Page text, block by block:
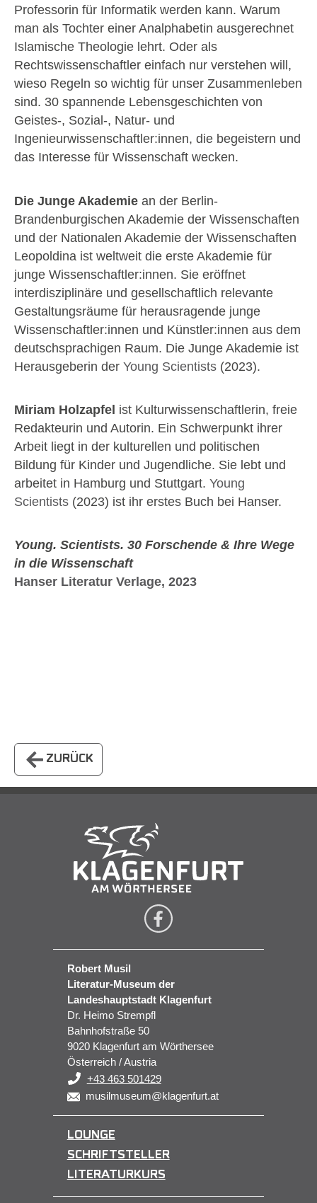
Professorin für Informatik werden kann. Warum
man als Tochter einer Analphabetin ausgerechnet
Islamische Theologie lehrt. Oder als
Rechtswissenschaftler einfach nur verstehen will,
wieso Regeln so wichtig für unser Zusammenleben
sind. 30 spannende Lebensgeschichten von
Geistes-, Sozial-, Natur- und
Ingenieurwissenschaftler:innen, die begeistern und
das Interesse für Wissenschaft wecken.
Die Junge Akademie an der Berlin-
Brandenburgischen Akademie der Wissenschaften
und der Nationalen Akademie der Wissenschaften
Leopoldina ist weltweit die erste Akademie für
junge Wissenschaftler:innen. Sie eröffnet
interdisziplinäre und gesellschaftlich relevante
Gestaltungsräume für herausragende junge
Wissenschaftler:innen und Künstler:innen aus dem
deutschsprachigen Raum. Die Junge Akademie ist
Herausgeberin der Young Scientists (2023).
Miriam Holzapfel ist Kulturwissenschaftlerin, freie
Redakteurin und Autorin. Ein Schwerpunkt ihrer
Arbeit liegt in der kulturellen und politischen
Bildung für Kinder und Jugendliche. Sie lebt und
arbeitet in Hamburg und Stuttgart. Young
Scientists (2023) ist ihr erstes Buch bei Hanser.
Young. Scientists. 30 Forschende & Ihre Wege
in die Wissenschaft
Hanser Literatur Verlage, 2023
ZURÜCK
Robert Musil
Literatur-Museum der
Landeshauptstadt Klagenfurt
Dr. Heimo Strempfl
Bahnhofstraße 50
9020 Klagenfurt am Wörthersee
Österreich / Austria
+43 463 501429
musilmuseum@klagenfurt.at
LOUNGE
SCHRIFTSTELLER
LITERATURKURS